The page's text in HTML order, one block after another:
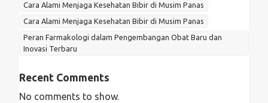
Cara Alami Menjaga Kesehatan Bibir di Musim Panas
Cara Alami Menjaga Kesehatan Bibir di Musim Panas
Peran Farmakologi dalam Pengembangan Obat Baru dan
Inovasi Terbaru
Recent Comments
No comments to show.